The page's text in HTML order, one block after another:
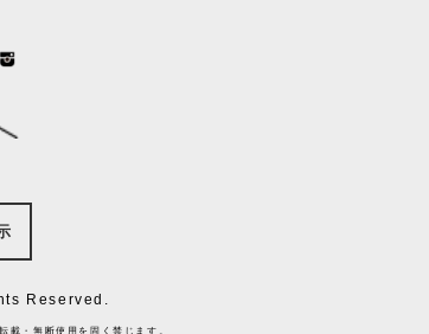
Reserved.
載・無断使用を固く禁じます。